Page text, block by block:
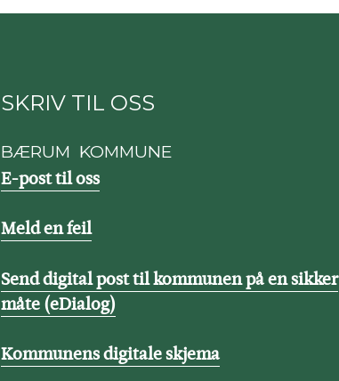
SKRIV TIL OSS
BÆRUM KOMMUNE
E-post til oss
Meld en feil
Send digital post til kommunen på en sikker
måte (eDialog)
Kommunens digitale skjema